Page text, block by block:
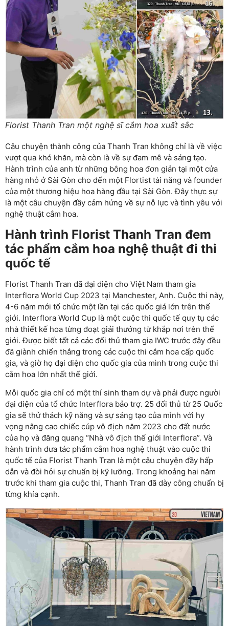
Florist Thanh Tran một nghệ sĩ cắm hoa xuất sắc
Câu chuyện thành công của Thanh Tran không chỉ là về việc
vượt qua khó khăn, mà còn là về sự đam mê và sáng tạo.
Hành trình của anh từ những bông hoa đơn giản tại một cửa
hàng nhỏ ở Sài Gòn cho đến một Flortist tài năng và founder
của một thương hiệu hoa hàng đầu tại Sài Gòn. Đây thực sự
là một câu chuyện đầy cảm hứng về sự nỗ lực và tình yêu với
nghệ thuật cắm hoa.
Hành trình Florist Thanh Tran đem
tác phẩm cắm hoa nghệ thuật đi thi
quốc tế
Florist Thanh Tran đã đại diện cho Việt Nam tham gia
Interflora World Cup 2023 tại Manchester, Anh. Cuộc thi này,
4-6 năm mới tổ chức một lần tại các quốc giá lớn trên thế
giới. Interflora World Cup là một cuộc thi quốc tế quy tụ các
nhà thiết kế hoa từng đoạt giải thưởng từ khắp nơi trên thế
giới. Được biết tất cả các đối thủ tham gia IWC trước đây đều
đã giành chiến thắng trong các cuộc thi cắm hoa cấp quốc
gia, và giờ họ đại diện cho quốc gia của mình trong cuộc thi
cắm hoa lớn nhất thế giới.
Mỗi quốc gia chỉ có một thí sinh tham dự và phải được người
đại diện của tổ chức Interflora bảo trợ. 25 đối thủ từ 25 Quốc
gia sẽ thử thách kỹ năng và sự sáng tạo của mình với hy
vọng nâng cao chiếc cúp vô địch năm 2023 cho đất nước
của họ và đăng quang “Nhà vô địch thế giới Interflora”. Và
hành trình đưa tác phẩm cắm hoa nghệ thuật vào cuộc thi
quốc tế của Florist Thanh Tran là một câu chuyện đầy hấp
dẫn và đòi hỏi sự chuẩn bị kỹ lưỡng. Trong khoảng hai năm
trước khi tham gia cuộc thi, Thanh Tran đã dày công chuẩn bị
từng khía cạnh.